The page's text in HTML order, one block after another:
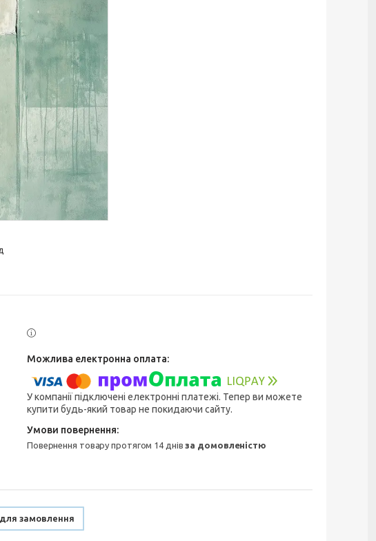
У компанії підключені електронні платежі. Тепер ви можете
купити будь-який товар не покидаючи сайту.
повернення товару протягом 14 днівза домовленістю
замовлення